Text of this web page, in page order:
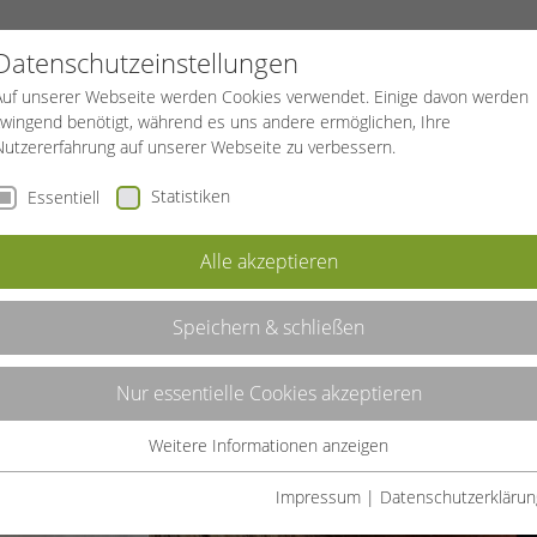
PROJEKTE SPORTREISEN
werden in
unserer Webseite werden Cookies verwendet. Einige davon werden
benötigt, während es uns andere ermöglichen, Ihre
auf unserer Webseite zu verbessern.
Essentiell Statistiken
Alle akzeptieren
Speichern & schließen
Nur essentielle Cookies akzeptieren
Essentielle Cookies werden für grundlegende Funktionen der
Weitere Informationen anzeigen
Impressum |